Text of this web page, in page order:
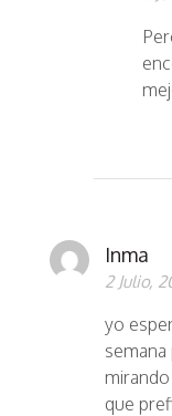
Inma
2 Julio,
yo
que